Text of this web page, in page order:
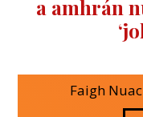
a amhrán
Faigh